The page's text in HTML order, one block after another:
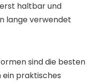
haltbar und
lange verwendet
sind die besten
ein praktisches